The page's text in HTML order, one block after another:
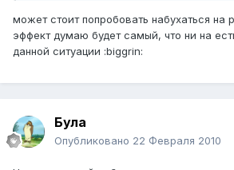
может стоит попробовать набухаться на
эффект думаю будет самый, что ни на
данной ситуации :biggrin:
Була
Опубликовано 22 Февраля 2010